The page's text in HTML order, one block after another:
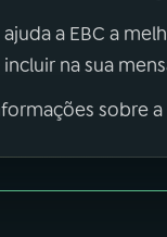
a EBC a
na sua
sobre